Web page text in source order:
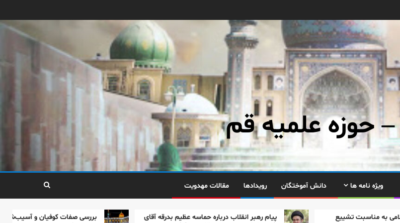
حوزه علمیه قم
ویژه نامه ها دانش آموختگان رویدادها مقالات مهدویت
بررسی صفات کوفیان و آسیب‌شناسی منتظران
پیام رهبر انقلاب درباره حماسه عظیم بدرقه آقای
تشییع
۳
زمینه‌سازی ظهور در آینه‌ی
۴
عاشورا؛ نقشه‌راه تمدن‌ساز
و نقش رهبر شهید در
بررسی صفات کوفیان و
آسیب‌شناسی منتظران در
عصر غیبت
پیام رهبر انقلاب درباره